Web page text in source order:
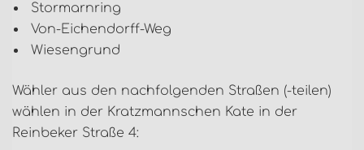
Stormarnring
Von-Eichendorff-Weg
Wiesengrund
Wähler aus den nachfolgenden Straßen (-teilen)
wählen in der Kratzmannschen Kate in der
Reinbeker Straße 4: